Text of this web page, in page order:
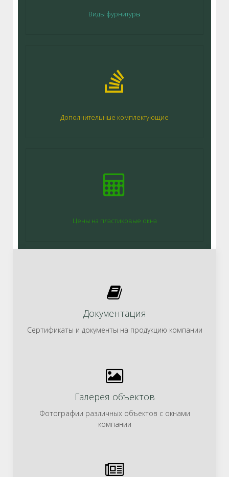
Виды фурнитуры
Дополнительные комплектующие
Цены на пластиковые окна
Документация
Сертификаты и документы на продукцию компании
Галерея объектов
Фотографии различных объектов с окнами
компании